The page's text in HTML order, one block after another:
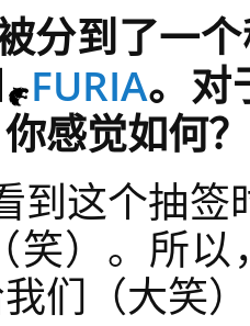
分到了一
FURIA。对
感觉如何？
到这个抽
笑）。所
们（大笑